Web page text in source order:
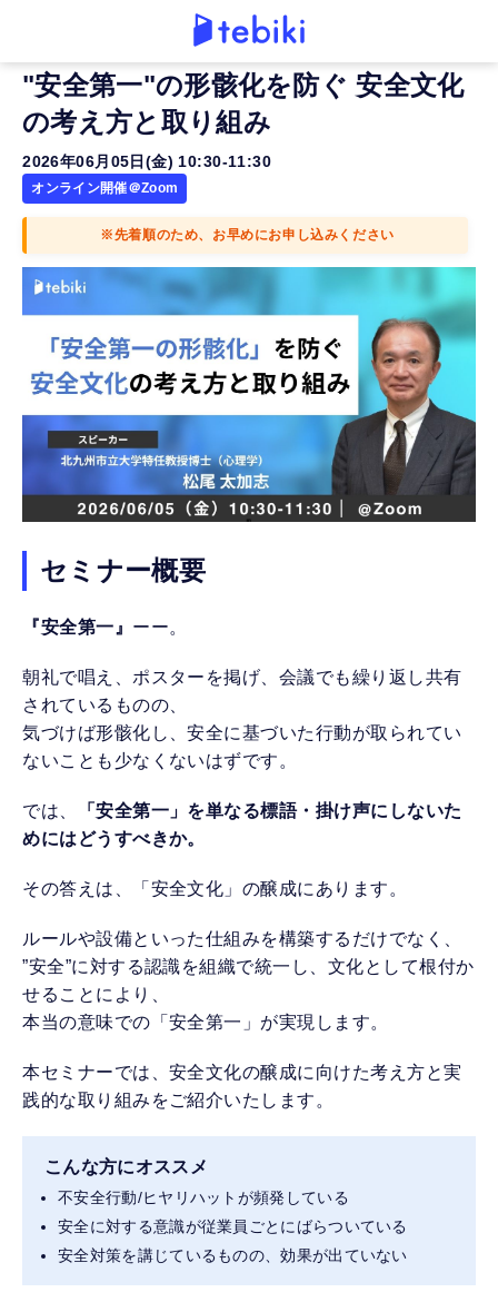
"安全第一"の形骸化を防ぐ 安全文化
の考え方と取り組み
2026年06月05日(金) 10:30-11:30
オンライン開催＠Zoom
※先着順のため、お早めにお申し込みください
セミナー概要
『安全第一』 ーー。
朝礼で唱え、ポスターを掲げ、会議でも繰り返し共有
されているものの、
気づけば形骸化し、安全に基づいた行動が取られてい
ないことも少なくないはずです。
では、
「安全第一」を単なる標語・掛け声にしないた
めにはどうすべきか。
その答えは、「安全文化」の醸成にあります。
ルールや設備といった仕組みを構築するだけでなく、
”安全”に対する認識を組織で統一し、文化として根付か
せることにより、
本当の意味での「安全第一」が実現します。
本セミナーでは、安全文化の醸成に向けた考え方と実
践的な取り組みをご紹介いたします。
こんな方にオススメ
不安全行動/ヒヤリハットが頻発している
安全に対する意識が従業員ごとにばらついている
安全対策を講じているものの、効果が出ていない